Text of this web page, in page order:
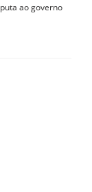
ao governo